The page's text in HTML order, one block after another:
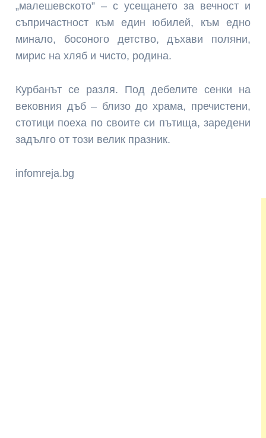
„малешевското” – с усещането за вечност и
съпричастност към един юбилей, към едно
минало, босоного детство, дъхави поляни,
мирис на хляб и чисто, родина.
Курбанът се разля. Под дебелите сенки на
вековния дъб – близо до храма, пречистени,
стотици поеха по своите си пътища, заредени
задълго от този велик празник.
infomreja.bg